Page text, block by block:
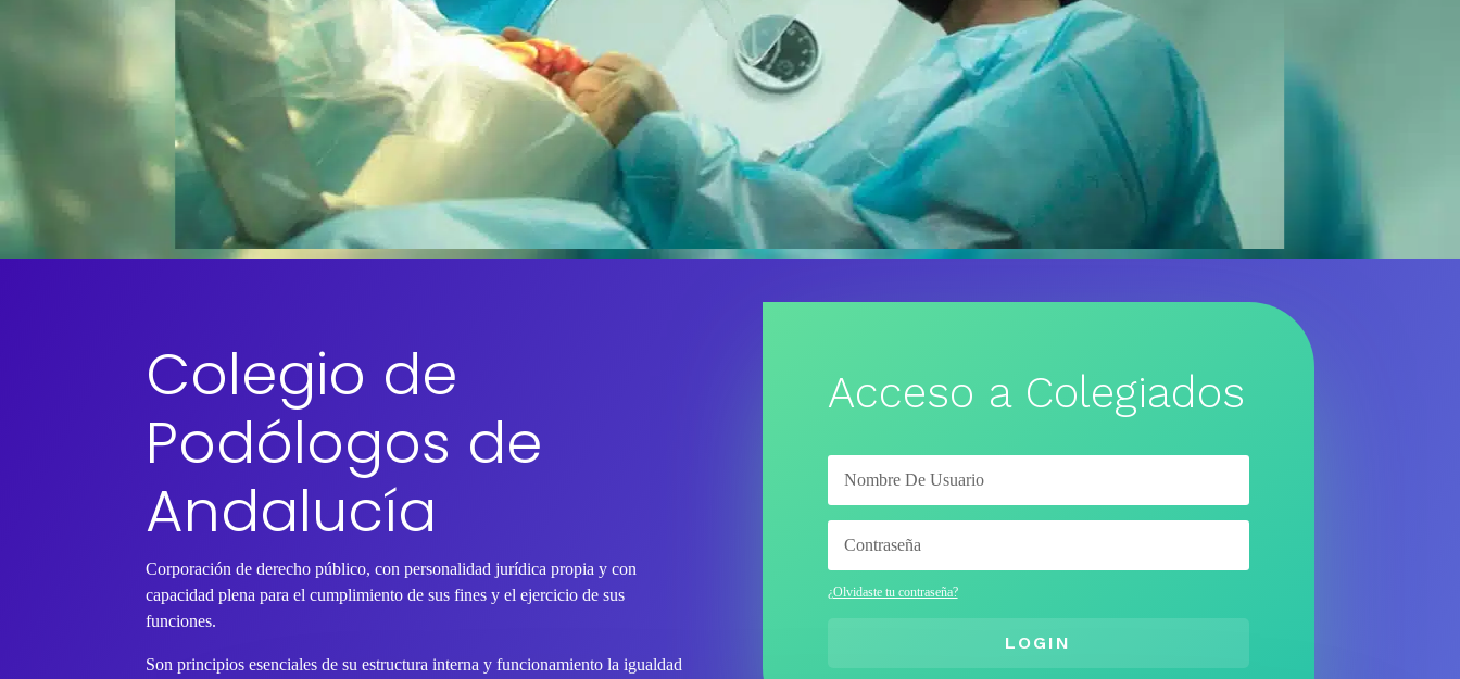
Colegio de
Podólogos de
Andalucía
Corporación de derecho público, con personalidad jurídica propia y con
capacidad plena para el cumplimiento de sus fines y el ejercicio de sus
funciones.
Son principios esenciales de su estructura interna y funcionamiento la igualdad
Acceso a Colegiados
¿Olvidaste tu contraseña?
LOGIN